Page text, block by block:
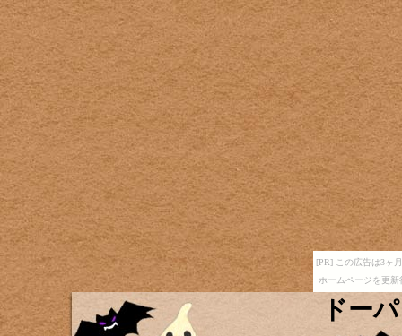
[PR] この広告は3ヶ
ホームページを更
ドー